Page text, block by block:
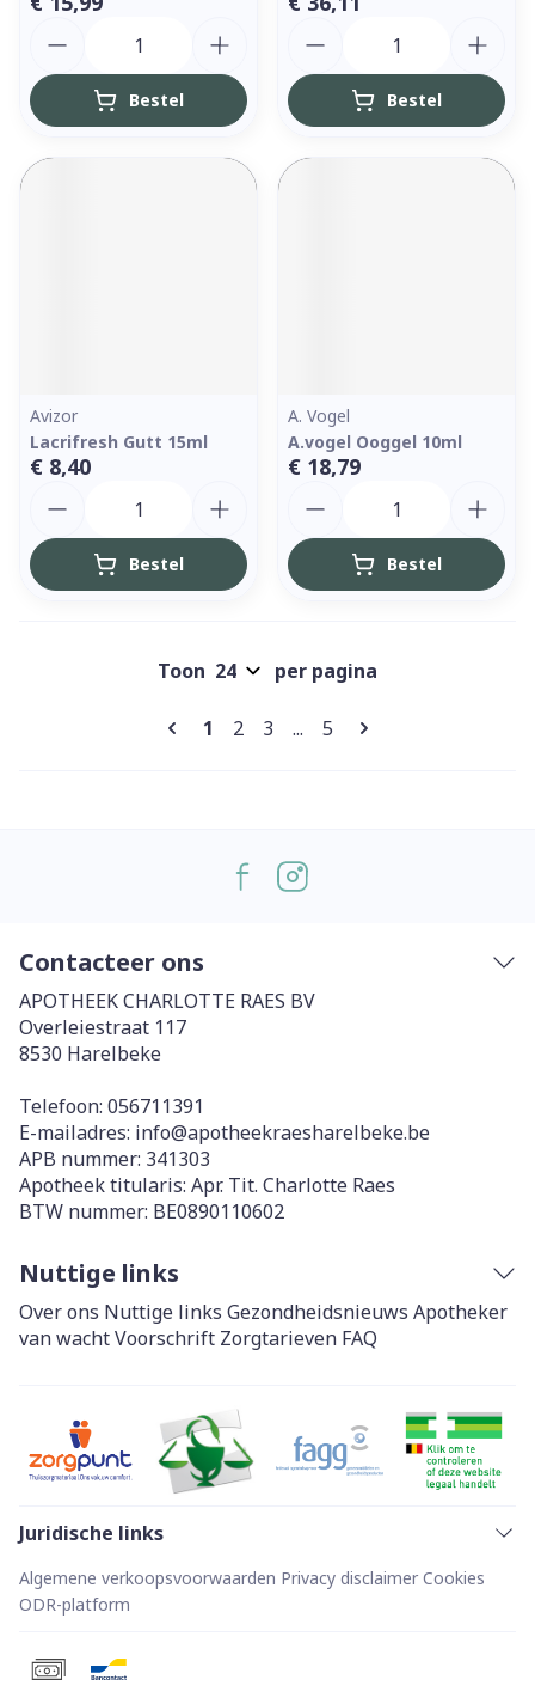
Bestel Bestel
Avizor
Lacrifresh Gutt 15ml
€ 8,40
Bestel
A. Vogel
A.vogel Ooggel 10ml
€ 18,79
Bestel
Pagina's
U lees momenteel pagina
1 Pagina
2 Pagina
3 ... Pagina
5
Toon per pagina
Contacteer ons
APOTHEEK CHARLOTTE RAES BV
Overleiestraat 117
8530 Harelbeke
Telefoon: 056711391
E-mailadres: info@apotheekraesharelbeke.be
APB nummer: 341303
Apotheek titularis: Apr. Tit. Charlotte Raes
BTW nummer: BE0890110602
Nuttige links
Over ons Nuttige links Gezondheidsnieuws Apotheker
van wachtVoorschrift Zorgtarieven FAQ
Juridische links
Algemene verkoopsvoorwaarden Privacy disclaimer Cookies
ODR-platform